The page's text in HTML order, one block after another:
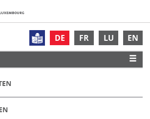
DE FR LU EN